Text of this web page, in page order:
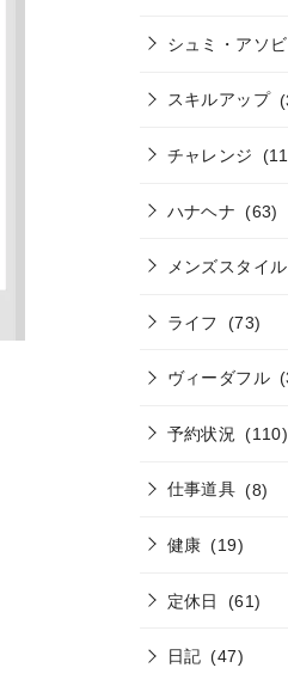
シュミ・アソビ
スキルアップ
チャレンジ
ハナヘナ (63)
メンズスタイル
ライフ (73)
ヴィーダフル
予約状況 (110)
仕事道具 (8)
健康 (19)
定休日 (61)
日記 (47)